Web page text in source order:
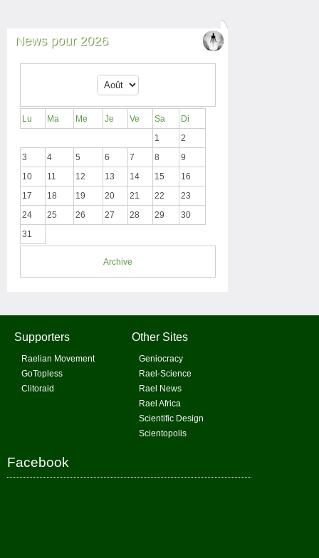
News pour 2026
Lu Ma Me Je Ve Sa
Di
1
2
3
4 5 6 7 8
9
10
11 12 13 14 15
16
17
18 19 20 21 22
23
24
25 26 27 28 29
30
31
Archive
Supporters
Raelian Movement
GoTopless
Clitoraid
Other Sites
Geniocracy
Rael-Science
Rael News
Rael Africa
Scientific Design
Scientopolis
Facebook